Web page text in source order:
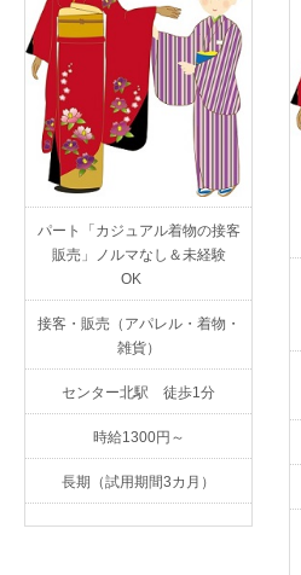
パート「カジュアル着物の接客
販売」ノルマなし＆未経験
OK
接客・販売（アパレル・着物・
雑貨）
センター北駅 徒歩1分
時給1300円～
長期（試用期間3カ月）